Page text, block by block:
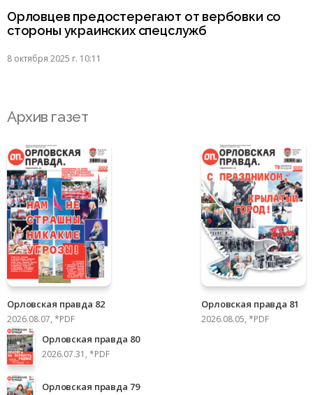
Орловцев предостерегают от вербовки со
стороны украинских спецслужб
8 октября 2025 г. 10:11
Архив газет
Орловская правда 82
2026.08.07, *PDF
Орловская правда 81
2026.08.05, *PDF
Орловская правда 80
2026.07.31, *PDF
Орловская правда 79